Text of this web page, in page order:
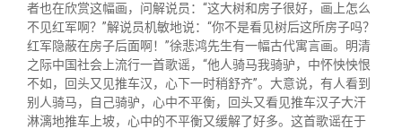
制度法规
联系我们
者也在欣赏这幅画，问解说员：“这大树和房子很好，画上怎么
不见红军啊？”解说员机敏地说：“你不是看见树后这所房子吗？
红军隐蔽在房子后面啊！”徐悲鸿先生有一幅古代寓言画。明清
之际中国社会上流行一首歌谣，“他人骑马我骑驴，中怀怏怏恨
不如，回头又见推车汉，心下一时稍舒齐”。大意说，有人看到
别人骑马，自己骑驴，心中不平衡，回头又看见推车汉子大汗
淋漓地推车上坡，心中的不平衡又缓解了好多。这首歌谣在于